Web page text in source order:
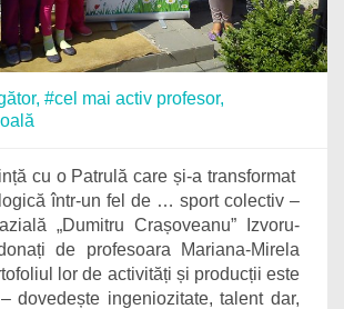
, #cel mai activ profesor,
cu o Patrulă care și-a transformat
într-un fel de … sport colectiv –
„Dumitru Crașoveanu” Izvoru-
de profesoara Mariana-Mirela
lor de activități și producții este
dovedește ingeniozitate, talent dar,